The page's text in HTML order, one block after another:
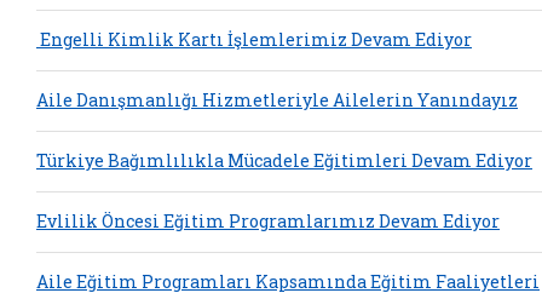
Engelli Kimlik Kartı İşlemlerimiz Devam Ediyor
Aile Danışmanlığı Hizmetleriyle Ailelerin Yanındayız
Türkiye Bağımlılıkla Mücadele Eğitimleri Devam Ediyor
Evlilik Öncesi Eğitim Programlarımız Devam Ediyor
Aile Eğitim Programları Kapsamında Eğitim Faaliyetleri